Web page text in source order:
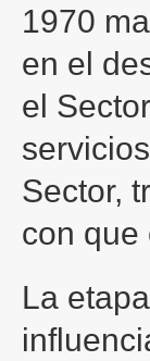
1970
en el
el
Sector,
con que
La